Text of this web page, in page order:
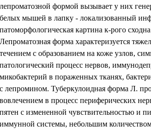
лепроматозной формой вызывает у них
белых мышей в лапку - локализованный
патоморфологическая картина к-рого
Лепроматозная форма характеризуется
течением с образованием на коже узлов,
патологический процесс нервов,
микобактерий в пораженных тканях,
с лепромином. Туберкулоидная форма Л.
вовлечением в процесс периферических
пятен с измененной чувствительностью и
иммунной системы, небольшим